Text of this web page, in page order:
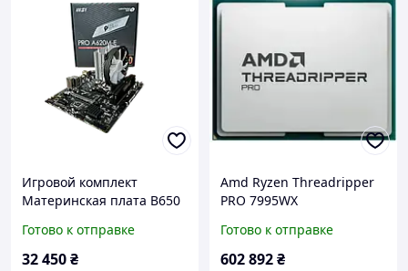
Игровой комплект
Материнская плата B650
7500F/32GB DDR5 6000
Готово к отправке
32 450₴
Amd Ryzen Threadripper
PRO 7995WX
Готово к отправке
602 892₴